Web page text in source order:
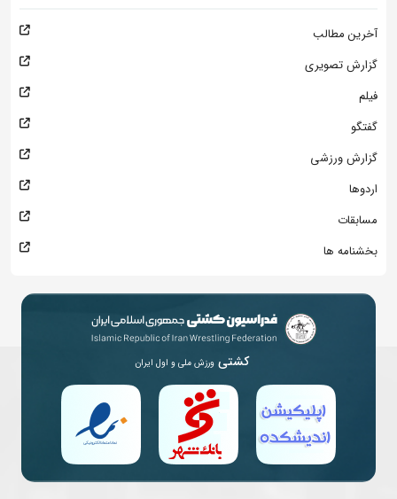
آخرین مطالب
گزارش تصویری
فیلم
گفتگو
گزارش ورزشی
اردوها
مسابقات
بخشنامه ها
کشتی ورزش ملی و اول ایران